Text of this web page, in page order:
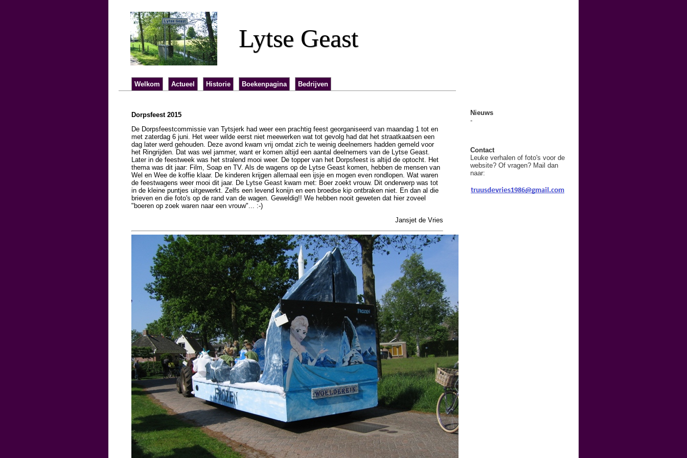
Lytse Geast
Welkom Actueel Historie Boekenpagina Bedrijven
Dorpsfeest 2015
De Dorpsfeestcommissie van Tytsjerk had weer een prachtig feest georganiseerd van maandag 1 tot en
met zaterdag 6 juni. Het weer wilde eerst niet meewerken wat tot gevolg had dat het straatkaatsen een
dag later werd gehouden. Deze avond kwam vrij omdat zich te weinig deelnemers hadden gemeld voor
het Ringrijden. Dat was wel jammer, want er komen altijd een aantal deelnemers van de Lytse Geast.
Later in de feestweek was het stralend mooi weer. De topper van het Dorpsfeest is altijd de optocht. Het
thema was dit jaar: Film, Soap en TV. Als de wagens op de Lytse Geast komen, hebben de mensen van
Wel en Wee de koffie klaar. De kinderen krijgen allemaal een ijsje en mogen even rondlopen. Wat waren
de feestwagens weer mooi dit jaar. De Lytse Geast kwam met: Boer zoekt vrouw. Dit onderwerp was tot
in de kleine puntjes uitgewerkt. Zelfs een levend konijn en een broedse kip ontbraken niet. En dan al die
brieven en die foto's op de rand van de wagen. Geweldig!! We hebben nooit geweten dat hier zoveel
"boeren op zoek waren naar een vrouw"... :-)
Jansjet de Vries
Nieuws
-
Contact
Leuke verhalen of foto's voor de
website? Of vragen? Mail dan
naar: